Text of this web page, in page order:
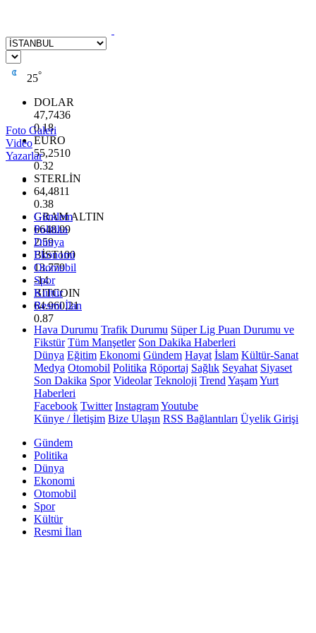
25°
DOLAR
47,7436
0.18
EURO
55,2510
0.32
STERLİN
64,4811
0.38
GRAM ALTIN
6648.99
2.59
BİST100
13.779
-14
BITCOIN
64.960,21
0.87
Foto Galeri
Video
Yazarlar
Gündem
Politika
Dünya
Ekonomi
Otomobil
Spor
Kültür
Resmi İlan
Hava Durumu Trafik Durumu Süper Lig Puan Durumu ve
Fikstür Tüm Manşetler Son Dakika Haberleri
Dünya Eğitim Ekonomi Gündem Hayat İslam Kültür-Sanat
Medya Otomobil Politika Röportaj Sağlık Seyahat Siyaset
Son Dakika Spor Videolar Teknoloji Trend YaşamYurt
Haberleri
Facebook Twitter InstagramYoutube
Künye / İletişim Bize Ulaşın RSS Bağlantıları Üyelik Girişi
Gündem
Politika
Dünya
Ekonomi
Otomobil
Spor
Kültür
Resmi İlan